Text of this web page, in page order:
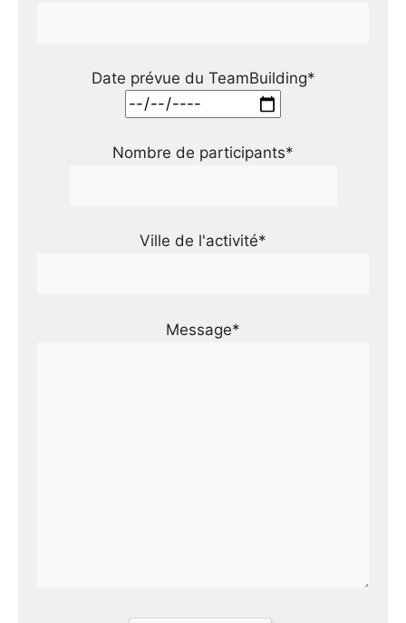
Date prévue du TeamBuilding*
Nombre de participants*
Ville de l'activité*
Message*